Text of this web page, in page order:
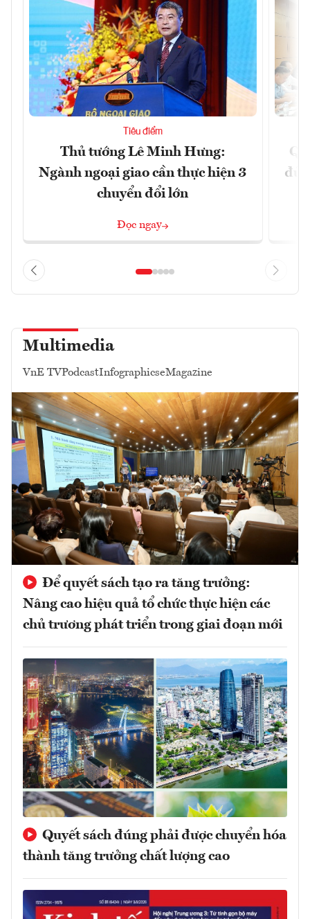
Tiêu điểm
Thủ tướng Lê Minh Hưng:
Ngành ngoại giao cần thực hiện 3
chuyển đổi lớn
Đọc ngay
đủ
Multimedia
VnE TVPodcastInfographicseMagazine
Để quyết sách tạo ra tăng trưởng:
Nâng cao hiệu quả tổ chức thực hiện các
chủ trương phát triển trong giai đoạn mới
Quyết sách đúng phải được chuyển hóa
thành tăng trưởng chất lượng cao